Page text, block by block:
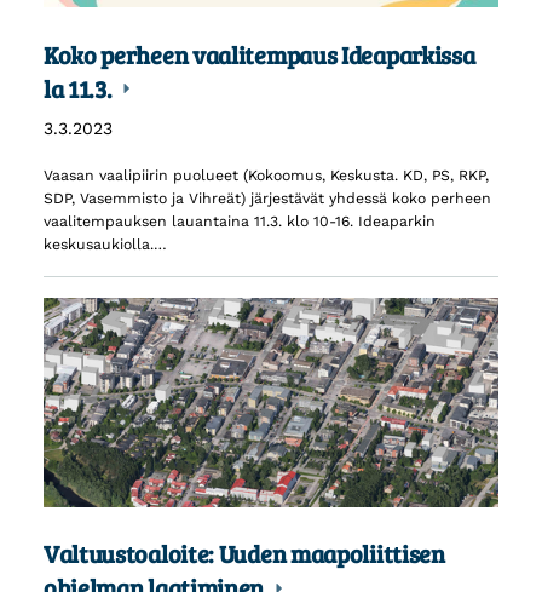
Koko perheen vaalitempaus Ideaparkissa
la 11.3.
3.3.2023
Vaasan vaalipiirin puolueet (Kokoomus, Keskusta. KD, PS, RKP,
SDP, Vasemmisto ja Vihreät) järjestävät yhdessä koko perheen
vaalitempauksen lauantaina 11.3. klo 10-16. Ideaparkin
keskusaukiolla.…
Valtuustoaloite: Uuden maapoliittisen